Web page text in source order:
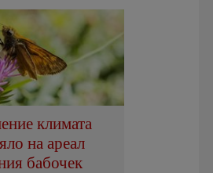
климата
на ареал
бабочек